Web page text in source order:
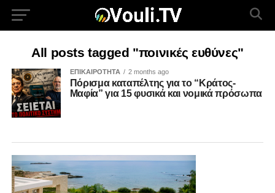
All posts tagged "ποινικές ευθύνες"
ΕΠΙΚΑΙΡΟΤΗΤΑ 2 months ago
Πόρισμα καταπέλτης για το “Κράτος-
Μαφία” για 15 φυσικά και νομικά πρόσωπα